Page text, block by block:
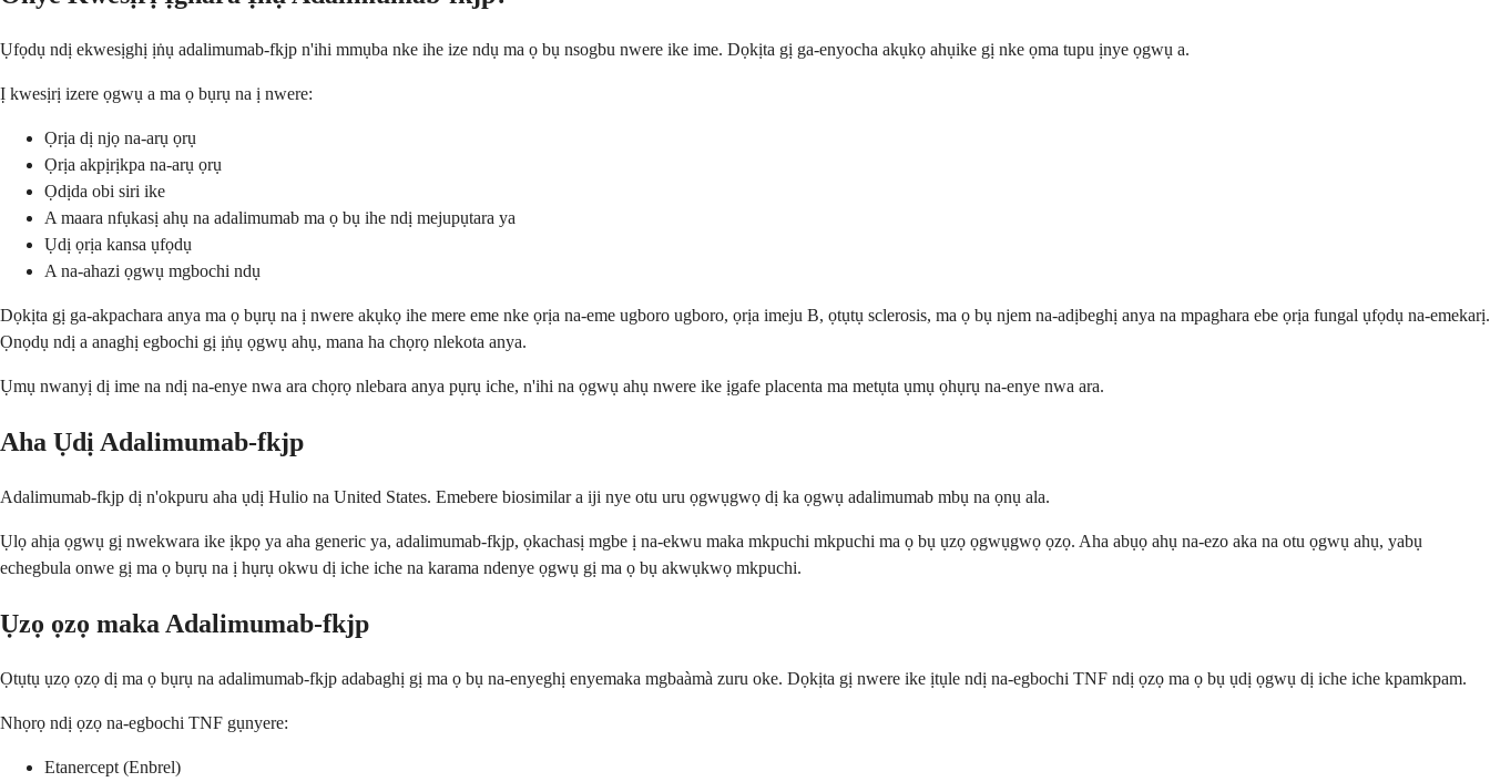
Ụfọdụ ndị ekwesịghị ịṅụ adalimumab-fkjp n'ihi mmụba nke ihe ize ndụ ma ọ bụ nsogbu nwere ike ime. Dọkịta gị ga-enyocha akụkọ ahụike gị nke ọma tupu ịnye ọgwụ a.
Ị kwesịrị izere ọgwụ a ma ọ bụrụ na ị nwere:
Ọrịa dị njọ na-arụ ọrụ
Ọrịa akpịrịkpa na-arụ ọrụ
Ọdịda obi siri ike
A maara nfụkasị ahụ na adalimumab ma ọ bụ ihe ndị mejupụtara ya
Ụdị ọrịa kansa ụfọdụ
A na-ahazi ọgwụ mgbochi ndụ
Dọkịta gị ga-akpachara anya ma ọ bụrụ na ị nwere akụkọ ihe mere eme nke ọrịa na-eme ugboro ugboro, ọrịa imeju B, ọtụtụ sclerosis, ma ọ bụ njem na-adịbeghị anya na mpaghara ebe ọrịa fungal ụfọdụ na-emekarị.
Ọnọdụ ndị a anaghị egbochi gị ịṅụ ọgwụ ahụ, mana ha chọrọ nlekota anya.
Ụmụ nwanyị dị ime na ndị na-enye nwa ara chọrọ nlebara anya pụrụ iche, n'ihi na ọgwụ ahụ nwere ike ịgafe placenta ma metụta ụmụ ọhụrụ na-enye nwa ara.
Aha Ụdị Adalimumab-fkjp
Adalimumab-fkjp dị n'okpuru aha ụdị Hulio na United States. Emebere biosimilar a iji nye otu uru ọgwụgwọ dị ka ọgwụ adalimumab mbụ na ọnụ ala.
Ụlọ ahịa ọgwụ gị nwekwara ike ịkpọ ya aha generic ya, adalimumab-fkjp, ọkachasị mgbe ị na-ekwu maka mkpuchi mkpuchi ma ọ bụ ụzọ ọgwụgwọ ọzọ. Aha abụọ ahụ na-ezo aka na otu ọgwụ ahụ, yabụ
echegbula onwe gị ma ọ bụrụ na ị hụrụ okwu dị iche iche na karama ndenye ọgwụ gị ma ọ bụ akwụkwọ mkpuchi.
Ụzọ ọzọ maka Adalimumab-fkjp
Ọtụtụ ụzọ ọzọ dị ma ọ bụrụ na adalimumab-fkjp adabaghị gị ma ọ bụ na-enyeghị enyemaka mgbaàmà zuru oke. Dọkịta gị nwere ike ịtụle ndị na-egbochi TNF ndị ọzọ ma ọ bụ ụdị ọgwụ dị iche iche kpamkpam.
Nhọrọ ndị ọzọ na-egbochi TNF gụnyere:
Etanercept (Enbrel)